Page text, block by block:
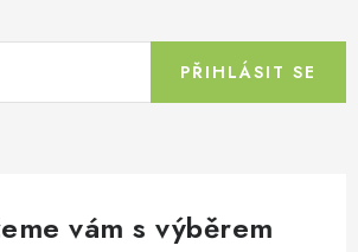
PŘIHLÁSIT SE
vám s výběrem